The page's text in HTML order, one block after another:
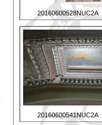
20160600528NUC2A
20160600541NUC2A